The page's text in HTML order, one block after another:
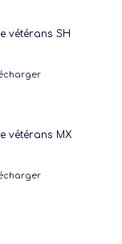
vétérans SH
vétérans MX